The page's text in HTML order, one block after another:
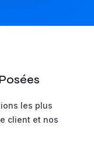
les plus
client et nos